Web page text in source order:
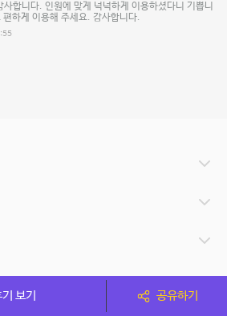
사합니다. 인원에 맞게 넉넉하게 이용하셨다니 기쁩니
하게 이용해 주세요. 감사합니다.
보기 공유하기